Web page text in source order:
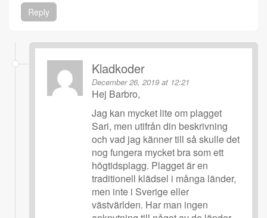
Reply
Kladkoder
December 26, 2019 at 12:21
Hej Barbro,
Jag kan mycket lite om plagget
Sari, men utifrån din beskrivning
och vad jag känner till så skulle det
nog fungera mycket bra som ett
högtidsplagg. Plagget är en
traditionell klädsel i många länder,
men inte i Sverige eller
västvärlden. Har man ingen